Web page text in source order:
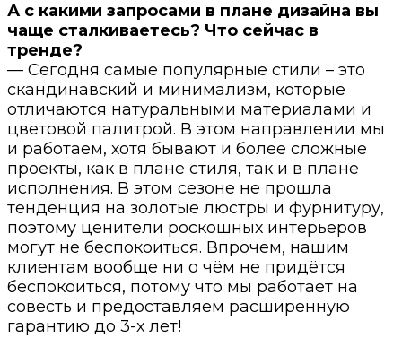
А с какими запросами в плане дизайна вы
чаще сталкиваетесь? Что сейчас в
тренде?
— Сегодня самые популярные стили – это
скандинавский и минимализм, которые
отличаются натуральными материалами и
цветовой палитрой. В этом направлении мы
и работаем, хотя бывают и более сложные
проекты, как в плане стиля, так и в плане
исполнения. В этом сезоне не прошла
тенденция на золотые люстры и фурнитуру,
поэтому ценители роскошных интерьеров
могут не беспокоиться. Впрочем, нашим
клиентам вообще ни о чём не придётся
беспокоиться, потому что мы работает на
совесть и предоставляем расширенную
гарантию до 3-х лет!